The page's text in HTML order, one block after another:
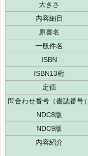
大きさ
内容細目
原書名
一般件名
ISBN
ISBN13桁
定価
問合わせ番号（書誌番号）
NDC8版
NDC9版
内容紹介